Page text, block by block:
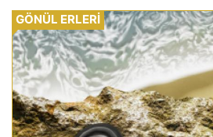
GÖNÜL ERLERİ